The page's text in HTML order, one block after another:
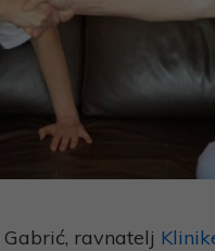
ravnatelj